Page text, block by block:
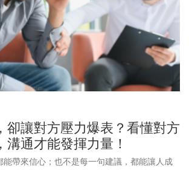
卻讓對方壓力爆表？看懂對方
溝通才能發揮力量！
能帶來信心；也不是每一句建議，都能讓人成